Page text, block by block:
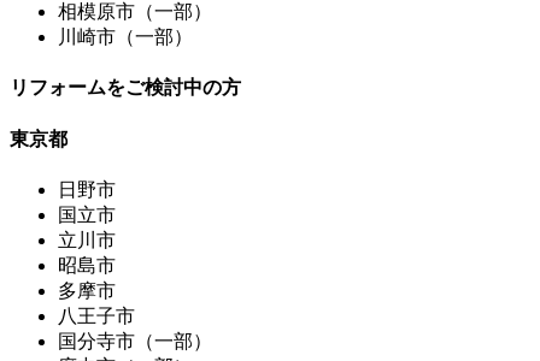
相模原市（一部）
川崎市（一部）
リフォームをご検討中の方
東京都
日野市
国立市
立川市
昭島市
多摩市
八王子市
国分寺市（一部）